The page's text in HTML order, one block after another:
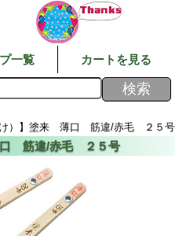
一覧 カートを見る
け）】塗来 薄口 筋違/赤毛 ２５号